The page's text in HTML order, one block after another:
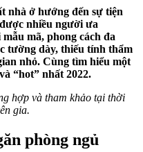
nhà ở hướng đến sự tiện
nhiều người ưa
mã, phong cách đa
tường dày, thiếu tính thẩm
nhỏ. Cùng tìm hiểu một
“hot” nhất 2022.
hợp và tham khảo tại thời
gia.
phòng ngủ